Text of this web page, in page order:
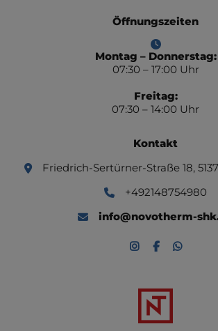
Öffnungszeiten
Montag – Donnerstag:
07:30 – 17:00 Uhr
Freitag:
07:30 – 14:00 Uhr
Kontakt
Friedrich-Sertürner-Straße 18,
+492148754980
info@novotherm-